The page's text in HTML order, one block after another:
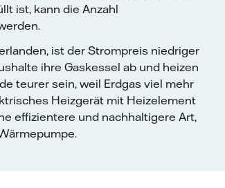
ist, kann die Anzahl
ist der Strompreis niedriger
ihre Gaskessel ab und heizen
teurer sein, weil Erdgas viel mehr
Heizgerät mit Heizelement
effizientere und nachhaltigere Art,